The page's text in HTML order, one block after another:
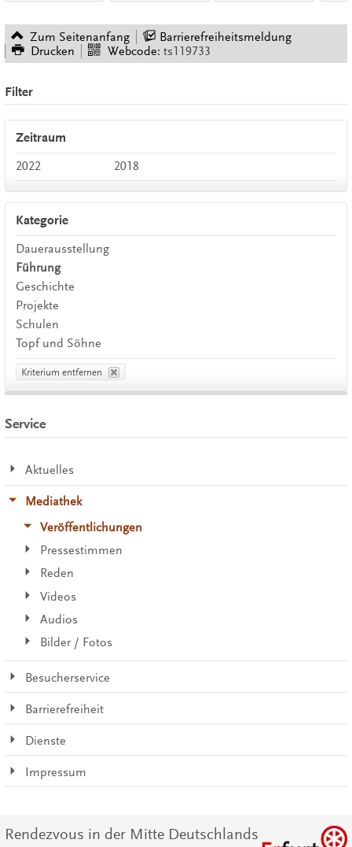
Zum Seitenanfang
Barrierefreiheitsmeldung
Drucken
Webcode: ts119733
Filter
Zeitraum
2022 2018
Kategorie
Dauerausstellung
Führung
Geschichte
Projekte
Schulen
Topf und Söhne
Kriterium entfernen
Service
Aktuelles
Mediathek
Veröffentlichungen
Pressestimmen
Reden
Videos
Audios
Bilder / Fotos
Besucherservice
Barrierefreiheit
Dienste
Impressum
Rendezvous in der Mitte Deutschlands